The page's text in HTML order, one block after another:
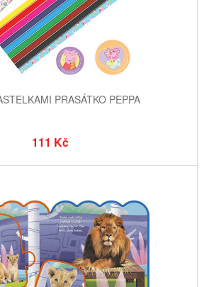
PRASÁTKO PEPPA
111 Kč